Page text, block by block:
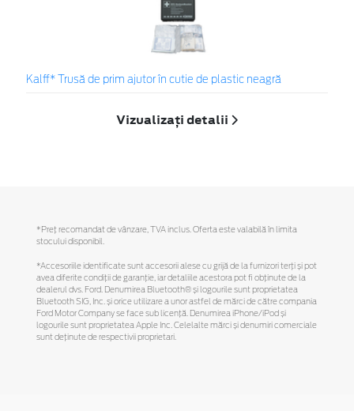
Kalff* Trusă de prim ajutor în cutie de plastic neagră
Vizualizați detalii
*Preţ recomandat de vânzare, TVA inclus. Oferta este valabilă în limita
stocului disponibil.
*Accesoriile identificate sunt accesorii alese cu grijă de la furnizori terți și pot
avea diferite condiții de garanție, iar detaliile acestora pot fi obținute de la
dealerul dvs. Ford. Denumirea Bluetooth® și logourile sunt proprietatea
Bluetooth SIG, Inc. și orice utilizare a unor astfel de mărci de către compania
Ford Motor Company se face sub licență. Denumirea iPhone/iPod și
logourile sunt proprietatea Apple Inc. Celelalte mărci și denumiri comerciale
sunt deținute de respectivii proprietari.